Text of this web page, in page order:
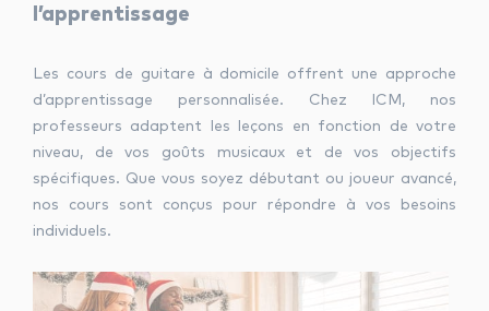
l’apprentissage
Les cours de guitare à domicile offrent une approche
d’apprentissage personnalisée. Chez ICM, nos
professeurs adaptent les leçons en fonction de votre
niveau, de vos goûts musicaux et de vos objectifs
spécifiques. Que vous soyez débutant ou joueur avancé,
nos cours sont conçus pour répondre à vos besoins
individuels.